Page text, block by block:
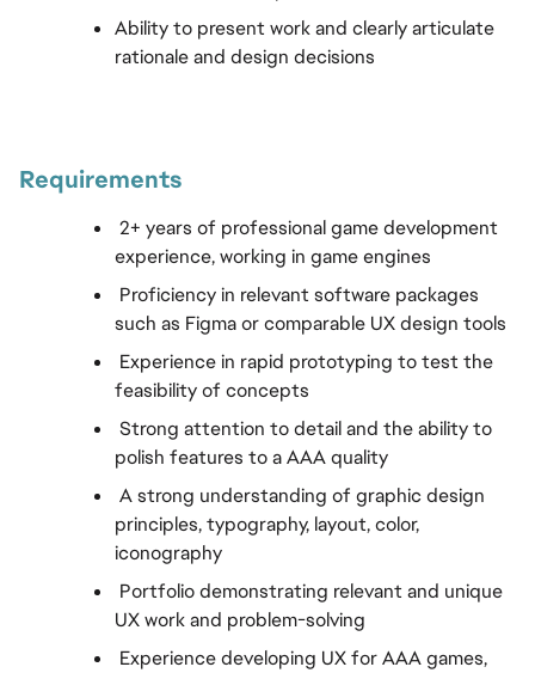
Ability to present work and clearly articulate
rationale and design decisions
Requirements
2+ years of professional game development
experience, working in game engines
Proficiency in relevant software packages
such as Figma or comparable UX design tools
Experience in rapid prototyping to test the
feasibility of concepts
Strong attention to detail and the ability to
polish features to a AAA quality
A strong understanding of graphic design
principles, typography, layout, color,
iconography
Portfolio demonstrating relevant and unique
UX work and problem-solving
Experience developing UX for AAA games,